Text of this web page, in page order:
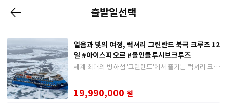
출발일선택
얼음과 빛의 여정, 럭셔리 그린란드 북극 크루즈 12
일 #아이스피오르 #올인클루시브크루즈
세계 최대의 빙하섬 '그린란드'에서 즐기는 럭셔리 크루
19,990,000 원